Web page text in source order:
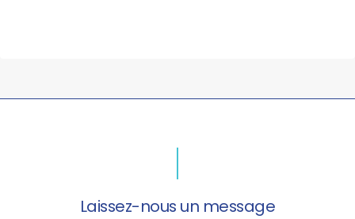
Laissez-nous un message